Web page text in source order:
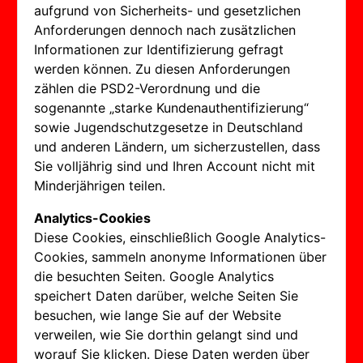
aufgrund von Sicherheits- und gesetzlichen
Anforderungen dennoch nach zusätzlichen
Informationen zur Identifizierung gefragt
werden können. Zu diesen Anforderungen
zählen die PSD2-Verordnung und die
sogenannte „starke Kundenauthentifizierung“
sowie Jugendschutzgesetze in Deutschland
und anderen Ländern, um sicherzustellen, dass
Sie volljährig sind und Ihren Account nicht mit
Minderjährigen teilen.
Analytics-Cookies
Diese Cookies, einschließlich Google Analytics-
Cookies, sammeln anonyme Informationen über
die besuchten Seiten. Google Analytics
speichert Daten darüber, welche Seiten Sie
besuchen, wie lange Sie auf der Website
verweilen, wie Sie dorthin gelangt sind und
worauf Sie klicken. Diese Daten werden über